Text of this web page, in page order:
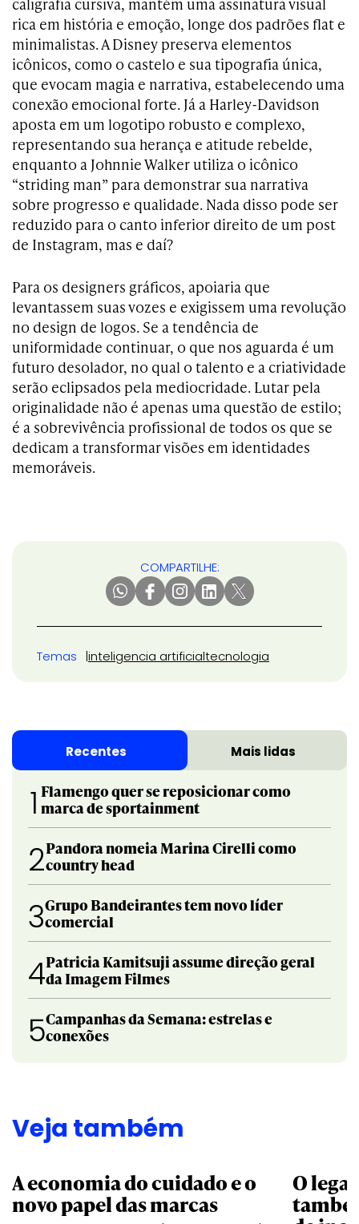
rica em história e emoção, longe dos padrões flat e
minimalistas. A Disney preserva elementos
icônicos, como o castelo e sua tipografia única,
que evocam magia e narrativa, estabelecendo uma
conexão emocional forte. Já a Harley-Davidson
aposta em um logotipo robusto e complexo,
representando sua herança e atitude rebelde,
enquanto a Johnnie Walker utiliza o icônico
“striding man” para demonstrar sua narrativa
sobre progresso e qualidade. Nada disso pode ser
reduzido para o canto inferior direito de um post
de Instagram, mas e daí?
Para os designers gráficos, apoiaria que
levantassem suas vozes e exigissem uma revolução
no design de logos. Se a tendência de
uniformidade continuar, o que nos aguarda é um
futuro desolador, no qual o talento e a criatividade
serão eclipsados pela mediocridade. Lutar pela
originalidade não é apenas uma questão de estilo;
é a sobrevivência profissional de todos os que se
dedicam a transformar visões em identidades
memoráveis.
COMPARTILHE:
Temas inteligencia artificialtecnologia
Recentes Mais lidas
1 Flamengo quer se reposicionar como
marca de sportainment
2Pandora nomeia Marina Cirelli como
country head
3Grupo Bandeirantes tem novo líder
comercial
4Patricia Kamitsuji assume direção geral
da Imagem Filmes
5Campanhas da Semana: estrelas e
conexões
Veja também
A economia do cuidado e o
novo papel das marcas
O